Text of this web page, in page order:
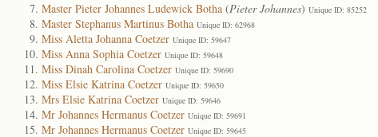
Master Pieter Johannes Ludewick Botha (Pieter Johannes) Unique ID: 85252
Master Stephanus Martinus Botha Unique ID: 62968
Miss Aletta Johanna Coetzer Unique ID: 59647
Miss Anna Sophia Coetzer Unique ID: 59648
Miss Dinah Carolina Coetzer Unique ID: 59690
Miss Elsie Katrina Coetzer Unique ID: 59650
Mrs Elsie Katrina Coetzer Unique ID: 59646
Mr Johannes Hermanus Coetzer Unique ID: 59691
Mr Johannes Hermanus Coetzer Unique ID: 59645